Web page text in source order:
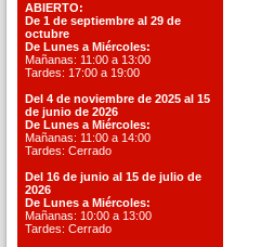
ABIERTO:
De 1 de septiembre al 29 de
octubre
De Lunes a Miércoles:
Mañanas: 11:00 a 13:00
Tardes: 17:00 a 19:00
Del 4 de noviembre de 2025 al 15
de junio de 2026
De Lunes a Miércoles:
Mañanas: 11:00 a 14:00
Tardes: Cerrado
Del 16 de junio al 15 de julio de
2026
De Lunes a Miércoles:
Mañanas: 10:00 a 13:00
Tardes: Cerrado